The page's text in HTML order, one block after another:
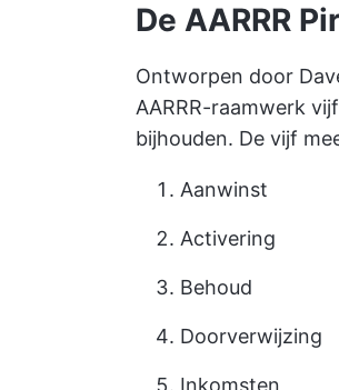
De AARRR
Ontworpen door
AARRR-raamwerk
bijhouden. De vijf
Aanwinst
Activering
Behoud
Doorverwijzing
Inkomsten